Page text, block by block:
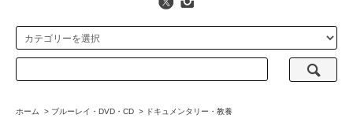
ホーム > ブルーレイ・DVD・CD > ドキュメンタリー・教養